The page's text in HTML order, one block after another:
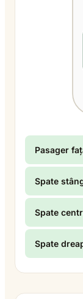
Pasager
Spate
Spate
Spate